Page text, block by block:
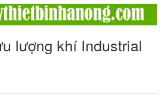
lượng khí Industrial